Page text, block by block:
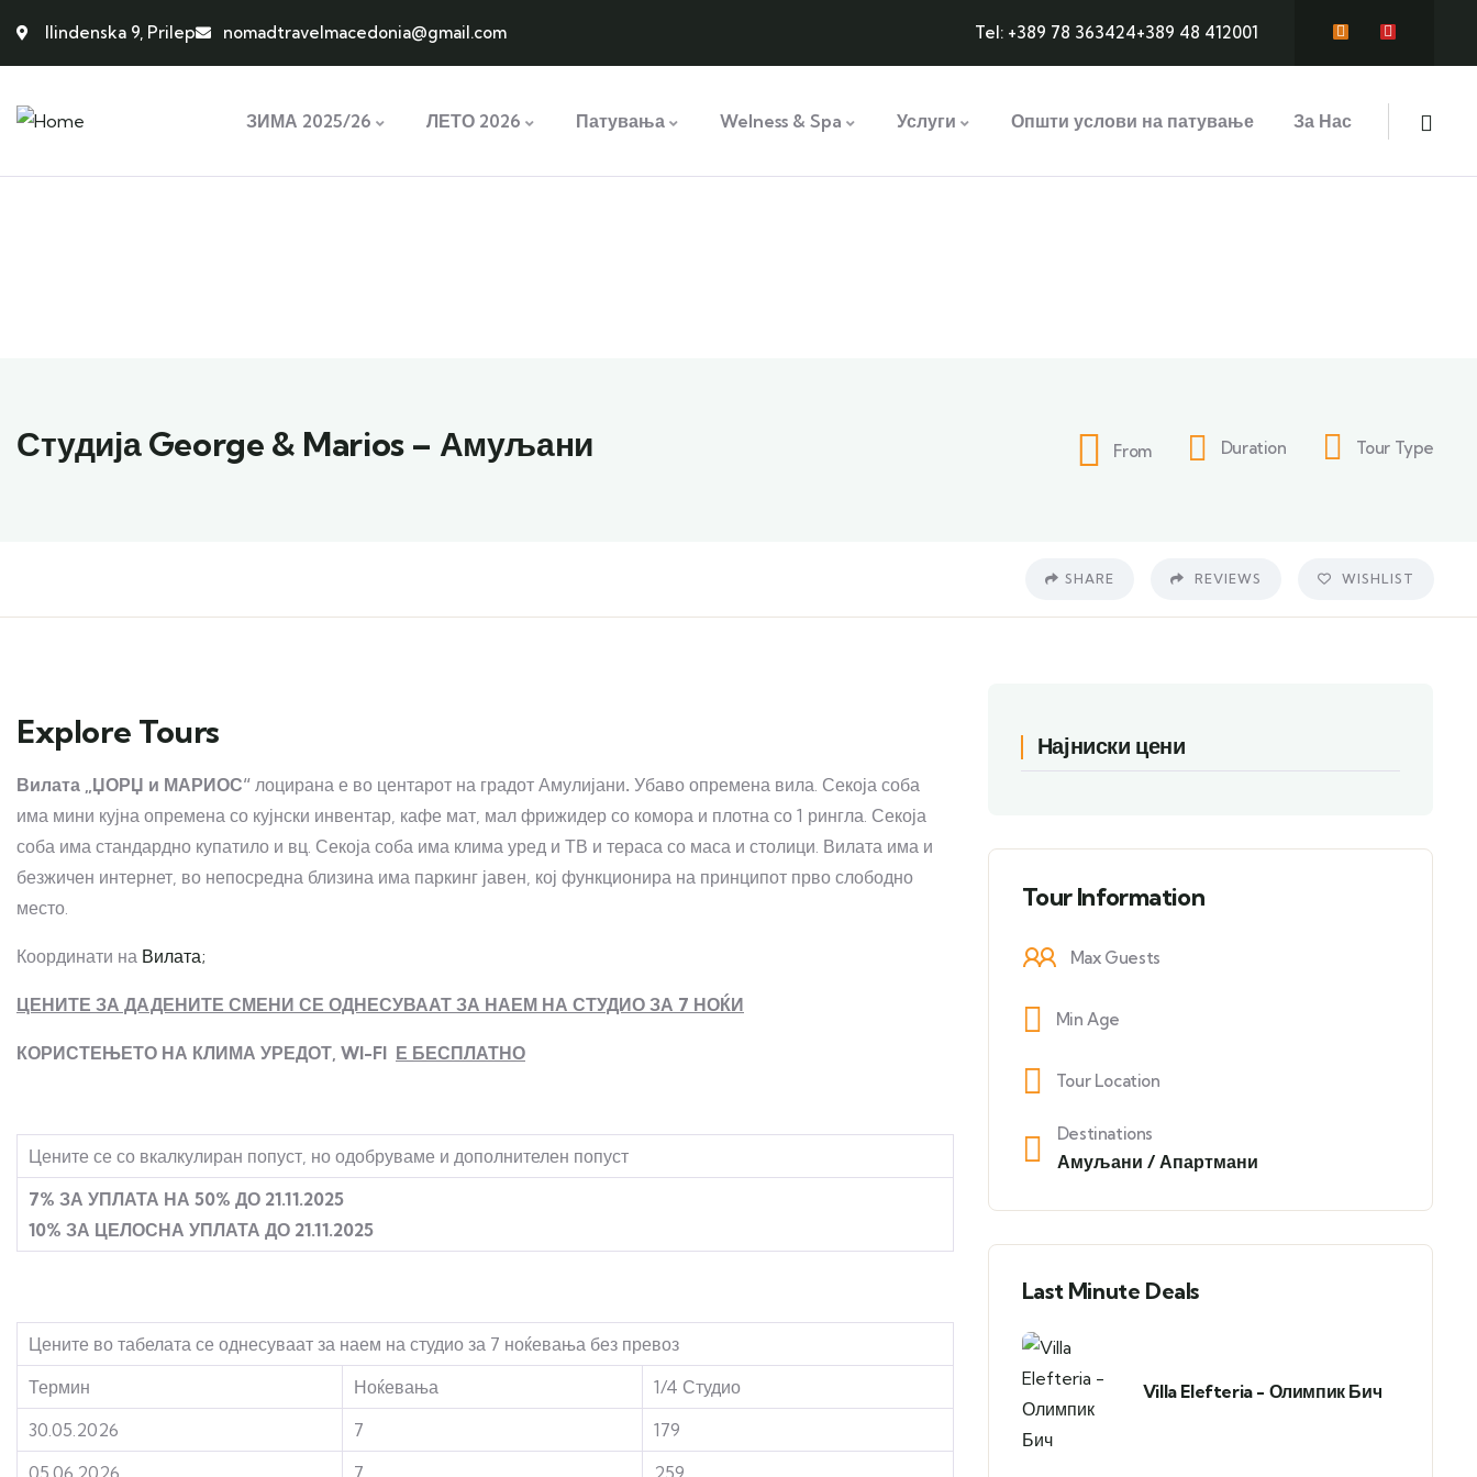
Ilindenska 9, Prilep nomadtravelmacedonia@gmail.com Tel: +389 78 363424+389 48 412001
ЗИМА 2025/26 ЛЕТО 2026 Патувања Welness & Spa Услуги Општи услови на патување За Нас
Explore The Worlds
Студија George & Marios – Амуљани From Duration Tour Type
SHARE REVIEWS WISHLIST
Explore Tours
Вилата „ЏОРЏ и МАРИОС“ лоцирана е во центарот на градот Амулијани. Убаво опремена вила. Секоја соба
има мини кујна опремена со кујнски инвентар, кафе мат, мал фрижидер со комора и плотна со 1 рингла. Секоја
соба има стандардно купатило и вц. Секоја соба има клима уред и ТВ и тераса со маса и столици. Вилата има и
безжичен интернет, во непосредна близина има паркинг јавен, кој функционира на принципот прво слободно
место.
Координати на Вилата;
ЦЕНИТЕ ЗА ДАДЕНИТЕ СМЕНИ СЕ ОДНЕСУВААТ ЗА НАЕМ НА СТУДИО ЗА 7 НОЌИ
КОРИСТЕЊЕТО НА КЛИМА УРЕДОТ, WI-FI Е БЕСПЛАТНО
Цените се со вкалкулиран попуст, но одобруваме и дополнителен попуст
7% ЗА УПЛАТА НА 50% ДО 21.11.2025
10% ЗА ЦЕЛОСНА УПЛАТА ДО 21.11.2025
Цените во табелата се однесуваат за наем на студио за 7 ноќевања без превоз
Термин
Ноќевања
1/4 Студио
30.05.2026
7
179
05.06.2026
7 259
Најниски цени
Tour Information
Max Guests
Min Age
Tour Location
Destinations
Амуљани / Апартмани
Last Minute Deals
Villa Elefteria - Олимпик Бич